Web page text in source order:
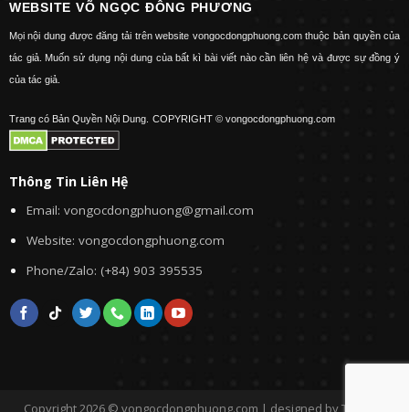
WEBSITE VÕ NGỌC ĐÔNG PHƯƠNG
Mọi nội dung được đăng tải trên website vongocdongphuong.com thuộc bản quyền của
tác giả. Muốn sử dụng nội dung của bất kì bài viết nào cần liên hệ và được sự đồng ý
của tác giả.
Trang có Bản Quyền Nội Dung. COPYRIGHT © vongocdongphuong.com
Thông Tin Liên Hệ
Email: vongocdongphuong@gmail.com
Website: vongocdongphuong.com
Phone/Zalo: (+84) 903 395535
Copyright 2026 © vongocdongphuong.com | designed by Tini&Me